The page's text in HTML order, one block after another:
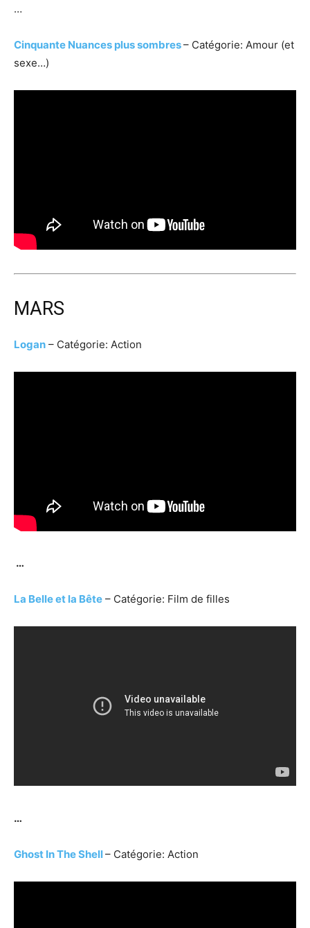
…
Cinquante Nuances plus sombres– Catégorie: Amour (et
sexe…)
MARS
Logan – Catégorie: Action
…
La Belle et la Bête – Catégorie: Film de filles
…
Ghost In The Shell– Catégorie: Action